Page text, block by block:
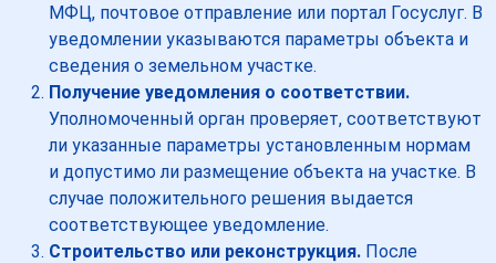
МФЦ, почтовое отправление или портал Госуслуг. В
уведомлении указываются параметры объекта и
сведения о земельном участке.
Получение уведомления о соответствии.
Уполномоченный орган проверяет, соответствуют
ли указанные параметры установленным нормам
и допустимо ли размещение объекта на участке. В
случае положительного решения выдается
соответствующее уведомление.
Строительство или реконструкция. После